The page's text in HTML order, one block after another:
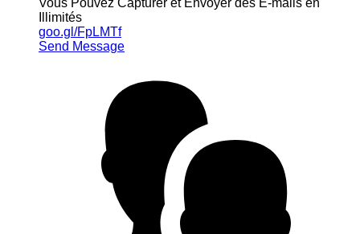
Vous Pouvez Capturer et Envoyer des E-mails en
Illimités
goo.gl/FpLMTf
Send Message